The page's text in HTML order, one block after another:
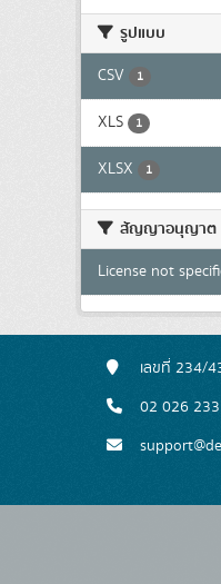
รูปแบบ
CSV 1
XLS 1
XLSX 1
สัญญาอนุญาต
License not
เลขที่ 234/
02 026